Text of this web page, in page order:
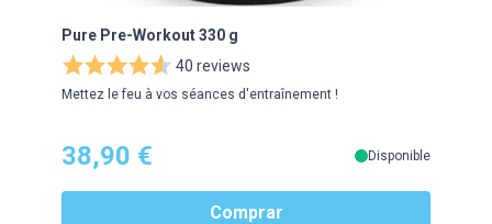
Pure Pre-Workout 330 g
40 reviews
Mettez le feu à vos séances d'entraînement !
38,90 € Disponible
Comprar